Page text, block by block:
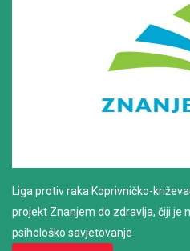
Liga protiv raka Koprivničko-
projekt Znanjem do zdravlja, čiji je
psihološko savjetovanje